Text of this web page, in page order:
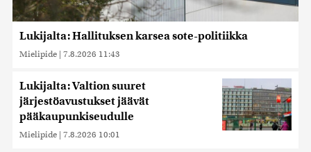
Lukijalta: Hallituksen karsea sote-politiikka
Mielipide | 7.8.2026 11:43
Lukijalta: Valtion suuret
järjestöavustukset jäävät
pääkaupunkiseudulle
Mielipide | 7.8.2026 10:01